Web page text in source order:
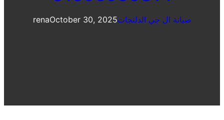
renaOctober 30, 2025صيانة ال جي الدلنجات